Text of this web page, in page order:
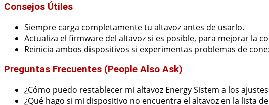
Consejos Útiles
Siempre carga completamente tu altavoz antes de usarlo.
Actualiza el firmware del altavoz si es posible, para mejorar la
Reinicia ambos dispositivos si experimentas problemas de
Preguntas Frecuentes (People Also Ask)
¿Cómo puedo restablecer mi altavoz Energy Sistem a los
¿Qué hago si mi dispositivo no encuentra el altavoz en la lista